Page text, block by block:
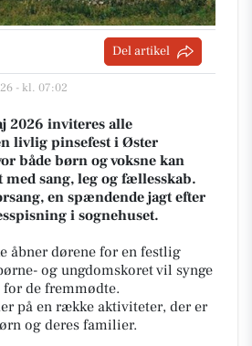
Del artikel
- kl. 07:02
2026 inviteres alle
livlig pinsefest i Øster
både børn og voksne kan
med sang, leg og fællesskab.
en spændende jagt efter
i sognehuset.
åbner dørene for en festlig
og ungdomskoret vil synge
for de fremmødte.
på en række aktiviteter, der er
og deres familier.